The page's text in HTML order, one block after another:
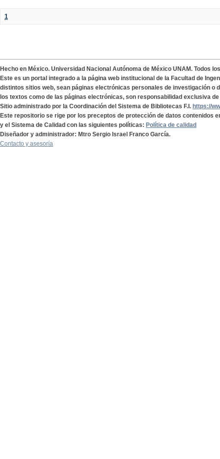
1
Hecho en México. Universidad Nacional Autónoma de México UNAM. Todos
Este es un portal integrado a la página web institucional de la Facultad de
distintos sitios web, sean páginas electrónicas personales de investigación o
los textos como de las páginas electrónicas, son responsabilidad exclusiva
Sitio administrado por la Coordinación del Sistema de Bibliotecas F.I. https://
Este repositorio se rige por los preceptos de protección de datos contenidos
y el Sistema de Calidad con las siguientes políticas: Política de calidad
Diseñador y administrador: Mtro Sergio Israel Franco García.
Contacto y asesoría